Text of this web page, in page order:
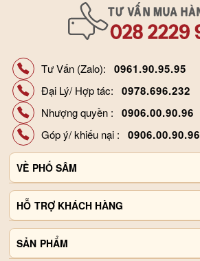
Tư Vấn (Zalo):0961.90.95.95
Đại Lý/ Hợp tác:0978.696.232
Nhượng quyền :0906.00.90.96
Góp ý/ khiếu nại :0906.00.90.96
VỀ PHỐ SÂM
Giới thiệu công ty
Hợp tác đại lý
Liên hệ, góp ý
HỖ TRỢ KHÁCH HÀNG
Chính sách và quy định
Hình thức thanh toán
SẢN PHẨM